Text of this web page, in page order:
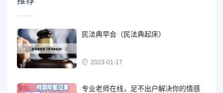
民法典早会（民法典起床）
2023-01-17
专业老师在线，足不出户解决你的情感